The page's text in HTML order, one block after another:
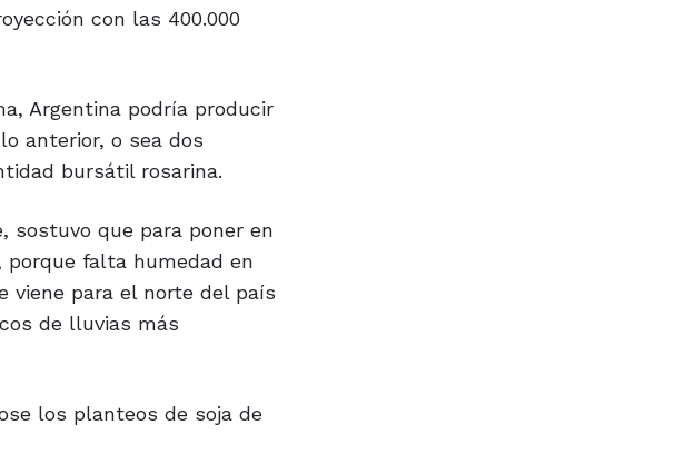
con las 400.000
Argentina podría producir
anterior, o sea dos
bursátil rosarina.
sostuvo que para poner en
falta humedad en
viene para el norte del país
de lluvias más
los planteos de soja de